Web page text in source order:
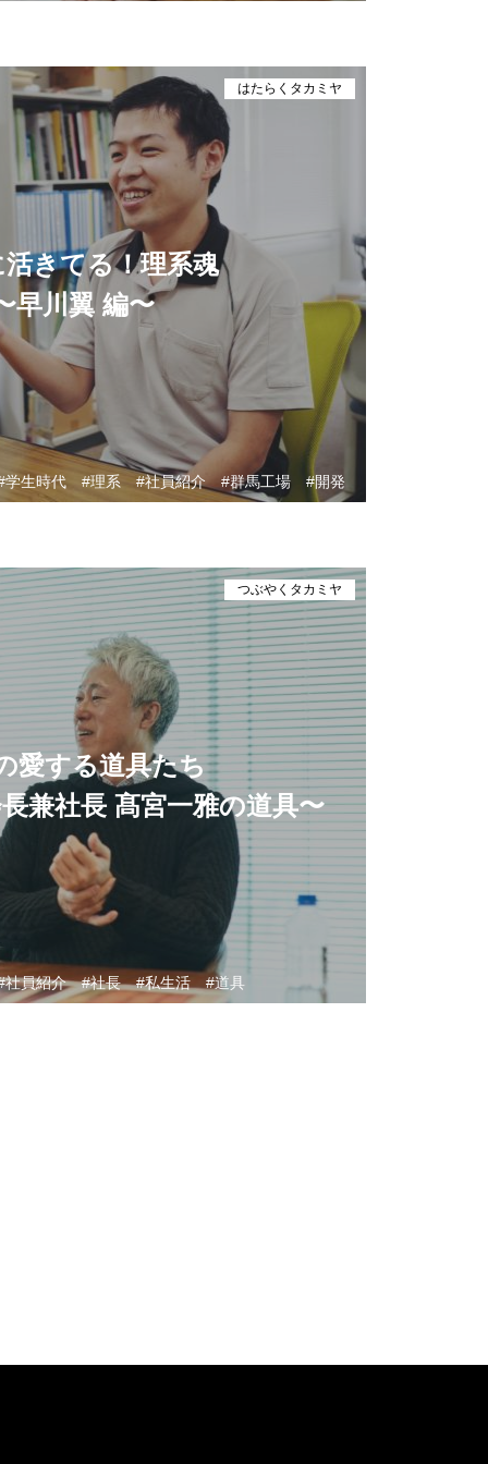
きてる！理系魂
早川翼 編〜
はたらくタカミヤ
学生時代 理系 社員紹介 群馬工場 開発
愛する道具たち
兼社長 髙宮一雅の道具〜
つぶやくタカミヤ
社員紹介 社長 私生活 道具